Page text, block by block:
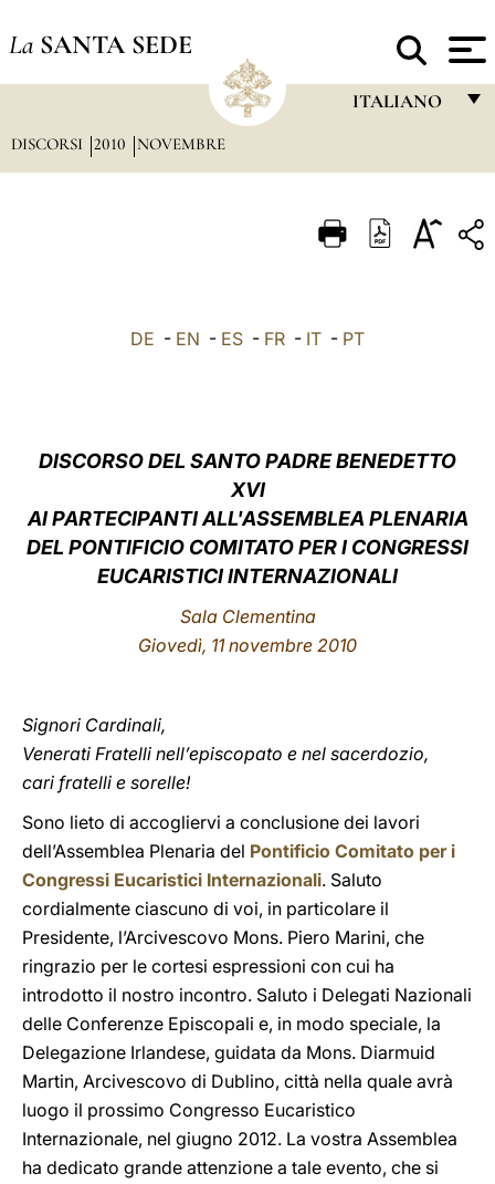
La SANTA SEDE
ITALIANO
ITALIANO
LATINE
DISCORSI 2010 NOVEMBRE
DE - EN - ES - FR - IT - PT
DISCORSO DEL SANTO PADRE BENEDETTO
XVI
AI PARTECIPANTI ALL'ASSEMBLEA PLENARIA
DEL PONTIFICIO COMITATO PER I CONGRESSI
EUCARISTICI INTERNAZIONALI
Sala Clementina
Giovedì, 11 novembre 2010
Signori Cardinali,
Venerati Fratelli nell’episcopato e nel sacerdozio,
cari fratelli e sorelle!
Sono lieto di accogliervi a conclusione dei lavori
dell’Assemblea Plenaria del Pontificio Comitato per i
Congressi Eucaristici Internazionali. Saluto
cordialmente ciascuno di voi, in particolare il
Presidente, l’Arcivescovo Mons. Piero Marini, che
ringrazio per le cortesi espressioni con cui ha
introdotto il nostro incontro. Saluto i Delegati Nazionali
delle Conferenze Episcopali e, in modo speciale, la
Delegazione Irlandese, guidata da Mons. Diarmuid
Martin, Arcivescovo di Dublino, città nella quale avrà
luogo il prossimo Congresso Eucaristico
Internazionale, nel giugno 2012. La vostra Assemblea
ha dedicato grande attenzione a tale evento, che si